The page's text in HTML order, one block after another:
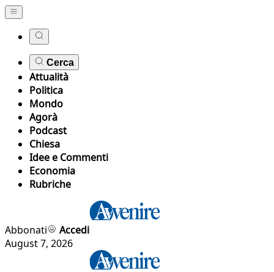
Cerca
Attualità
Politica
Mondo
Agorà
Podcast
Chiesa
Idee e Commenti
Economia
Rubriche
Abbonati
Accedi
August 7, 2026